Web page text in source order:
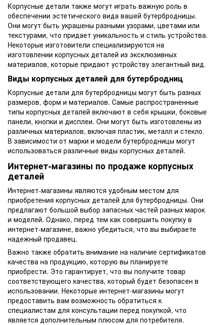
Корпусные детали также могут играть важную роль в
обеспечении эстетического вида вашей бутербродницы.
Они могут быть украшены разными узорами, цветами или
текстурами, что придает уникальность и стиль устройства.
Некоторые изготовители специализируются на
изготовлении корпусных деталей из эксклюзивных
материалов, которые придают устройству элегантный вид.
Виды корпусных деталей для бутербродниц
Корпусные детали для бутербродницы могут быть разных
размеров, форм и материалов. Самые распространенные
типы корпусных деталей включают в себя крышки, боковые
панели, кнопки и дисплеи. Они могут быть изготовлены из
различных материалов, включая пластик, металл и стекло.
В зависимости от марки и модели бутербродницы могут
использоваться различные виды корпусных деталей.
Интернет-магазины по продаже корпусных
деталей
Интернет-магазины являются удобным местом для
приобретения корпусных деталей для бутербродницы. Они
предлагают большой выбор запасных частей разных марок
и моделей. Однако, перед тем как совершить покупку в
интернет-магазине, важно убедиться, что вы выбираете
надежный продавец.
Важно также обратить внимание на наличие сертификатов
качества на продукцию, которую вы планируете
приобрести. Это гарантирует, что вы получите товар
соответствующего качества, который будет безопасен в
использовании. Некоторые интернет-магазины могут
предоставить вам возможность обратиться к
специалистам для консультации перед покупкой, что
является дополнительным плюсом для потребителя.